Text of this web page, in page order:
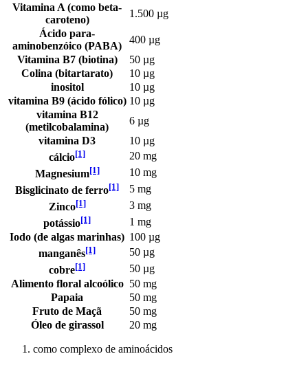
Vitamina A (como beta-
caroteno)
1.500 µg
Ácido para-
aminobenzóico (PABA)
400 µg
Vitamina B7 (biotina)
50 µg
Colina (bitartarato)
10 µg
inositol
10 µg
vitamina B9 (ácido fólico) 10 µg
vitamina B12
(metilcobalamina)
6 µg
vitamina D3
10 µg
cálcio[1]
20 mg
Magnesium[1]
10 mg
Bisglicinato de ferro[1]
5 mg
Zinco[1]
3 mg
potássio[1]
1 mg
Iodo (de algas marinhas) 100 µg
manganês[1]
50 µg
cobre[1]
50 µg
Alimento floral alcoólico 50 mg
Papaia
50 mg
Fruto de Maçã
50 mg
Óleo de girassol
20 mg
como complexo de aminoácidos